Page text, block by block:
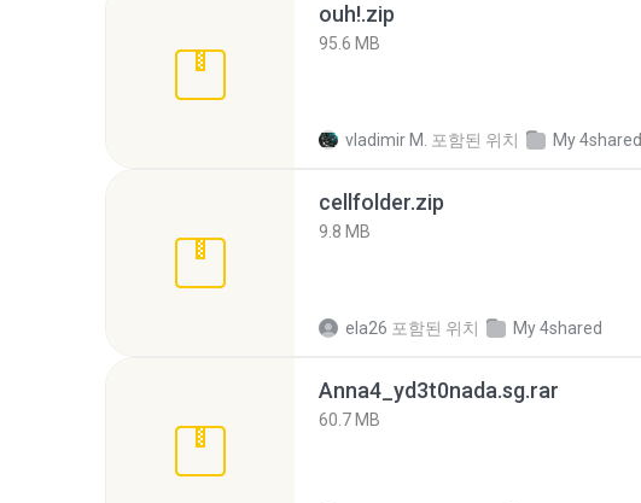
ouh!.zip
95.6 MB
vladimir M. 포함된 위치 My 4shared
cellfolder.zip
9.8 MB
ela26 포함된 위치 My 4shared
Anna4_yd3t0nada.sg.rar
60.7 MB